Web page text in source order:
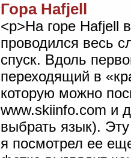
Гора Нafjell
<р>На горе Нafjell
проводился весь
спуск. Вдоль
переходящий в
которую можно
www.skiinfo.com и
выбрать язык).
я посмотрел ее